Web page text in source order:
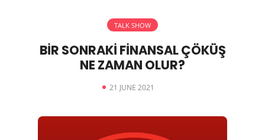
TALK SHOW
BİR SONRAKİ FİNANSAL ÇÖKÜŞ
NE ZAMAN OLUR?
21 JUNE 2021